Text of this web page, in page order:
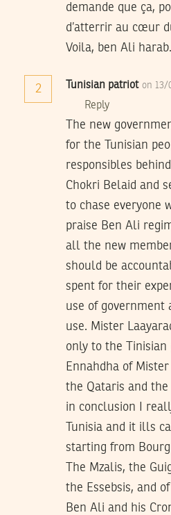
demande que ça,
d’atterrir au cœur
Voila, ben Ali
2 Tunisian patriot on 13/
Reply
The new
for the Tunisian
responsibles
Chokri Belaid and
to chase everyone
praise Ben Ali
all the new
should be
spent for their
use of government
use. Mister
only to the
Ennahdha of
the Qataris and the
in conclusion I
Tunisia and it ills
starting from
The Mzalis, the
the Essebsis, and
Ben Ali and his